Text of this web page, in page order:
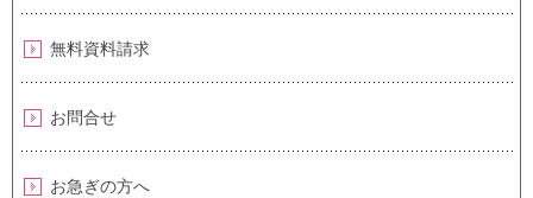
無料資料請求
お問合せ
お急ぎの方へ